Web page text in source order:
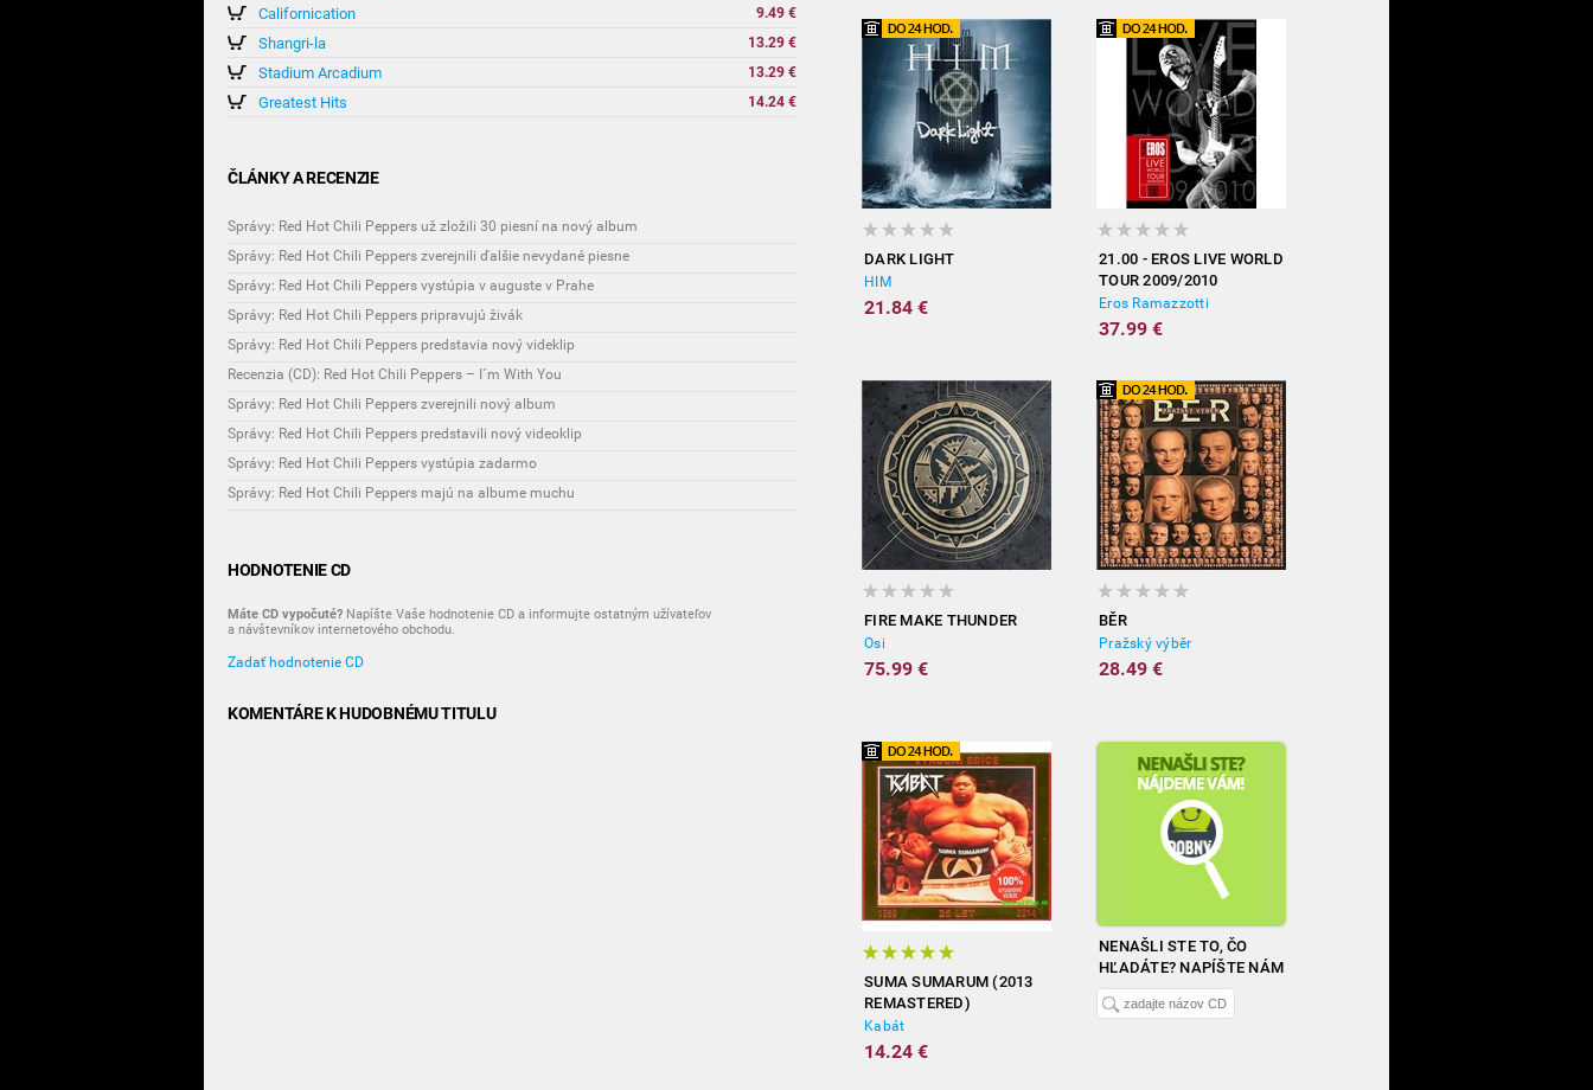
Californication 9.49 €
Shangri-la 13.29 €
Stadium Arcadium 13.29 €
Greatest Hits 14.24 €
ČLÁNKY A RECENZIE
Správy: Red Hot Chili Peppers už zložili 30 piesní na nový album
Správy: Red Hot Chili Peppers zverejnili ďalšie nevydané piesne
Správy: Red Hot Chili Peppers vystúpia v auguste v Prahe
Správy: Red Hot Chili Peppers pripravujú živák
Správy: Red Hot Chili Peppers predstavia nový videklip
Recenzia (CD): Red Hot Chili Peppers – I´m With You
Správy: Red Hot Chili Peppers zverejnili nový album
Správy: Red Hot Chili Peppers predstavili nový videoklip
Správy: Red Hot Chili Peppers vystúpia zadarmo
Správy: Red Hot Chili Peppers majú na albume muchu
HODNOTENIE CD
Máte CD vypočuté? Napíšte Vaše hodnotenie CD a informujte ostatným užívateľov
a návštevníkov internetového obchodu.
Zadať hodnotenie CD
KOMENTÁRE K HUDOBNÉMU TITULU
DARK LIGHT
HIM
21.84 €
21.00 - EROS LIVE WORLD
TOUR 2009/2010
Eros Ramazzotti
37.99 €
FIRE MAKE THUNDER
Osi
75.99 €
BĚR
Pražský výběr
28.49 €
SUMA SUMARUM (2013
REMASTERED)
Kabát
14.24 €
NENAŠLI STE TO, ČO
HĽADÁTE? NAPÍŠTE NÁM